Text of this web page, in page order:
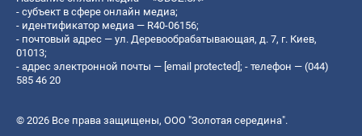
- субъект в сфере онлайн медиа;
- идентификатор медиа — R40-06156;
- почтовый адрес — ул. Деревообрабатывающая, д. 7, г. Киев,
01013;
- адрес электронной почты — [email protected] ; - телефон — (044)
585 46 20
© 2026 Все права защищены, ООО "Золотая середина".